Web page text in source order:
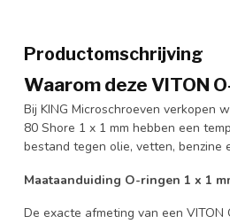
Productomschrijving
Waarom deze VITON
Bij KING Microschroeven verkopen
80 Shore 1 x 1 mm hebben een
bestand tegen olie, vetten, benzine
Maataanduiding O-ringen 1 x 1
De exacte afmeting van een